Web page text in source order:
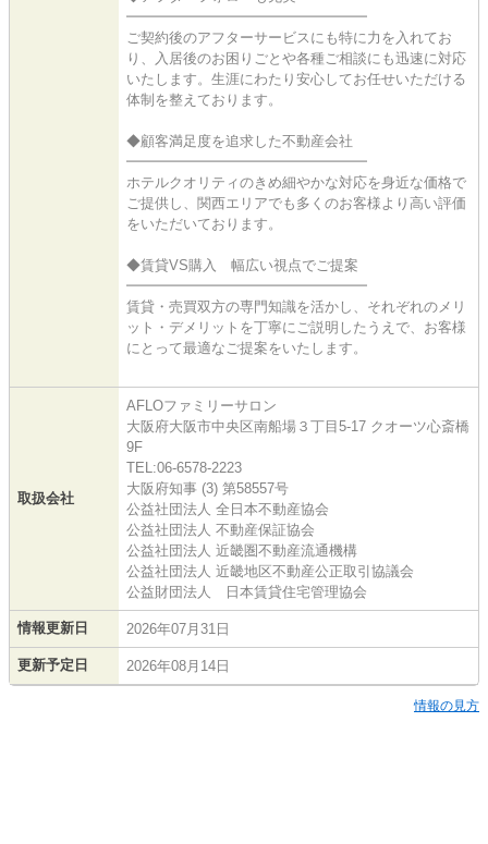
━━━━━━━━━━━━━━━━━
ご契約後のアフターサービスにも特に力を入れてお
り、入居後のお困りごとや各種ご相談にも迅速に対応
いたします。生涯にわたり安心してお任せいただける
体制を整えております。
◆顧客満足度を追求した不動産会社
━━━━━━━━━━━━━━━━━
ホテルクオリティのきめ細やかな対応を身近な価格で
ご提供し、関西エリアでも多くのお客様より高い評価
をいただいております。
◆賃貸VS購入 幅広い視点でご提案
━━━━━━━━━━━━━━━━━
賃貸・売買双方の専門知識を活かし、それぞれのメリ
ット・デメリットを丁寧にご説明したうえで、お客様
にとって最適なご提案をいたします。
取扱会社
AFLOファミリーサロン
大阪府大阪市中央区南船場３丁目5-17 クオーツ心斎橋
9F
TEL:06-6578-2223
大阪府知事 (3) 第58557号
公益社団法人 全日本不動産協会
公益社団法人 不動産保証協会
公益社団法人 近畿圏不動産流通機構
公益社団法人 近畿地区不動産公正取引協議会
公益財団法人 日本賃貸住宅管理協会
情報更新日 2026年07月31日
更新予定日 2026年08月14日
情報の見方